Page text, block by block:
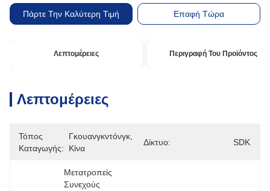
Πάρτε Την Καλύτερη Τιμή Επαφή Τώρα
Λεπτομέρειες Περιγραφή Του Προϊόντος
Λεπτομέρειες
Τόπος
Καταγωγής:
Γκουανγκντόνγκ,
Κίνα
Δίκτυο: SDK
Μετατροπείς
Συνεχούς